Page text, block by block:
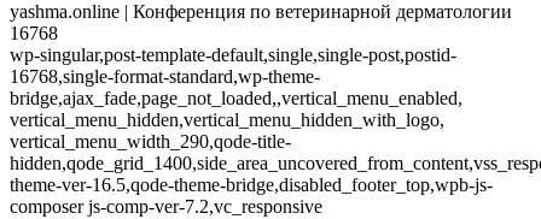
yashma.online | Конференция по ветеринарной дерматологии
16768
wp-singular,post-template-default,single,single-post,postid-
16768,single-format-standard,wp-theme-
bridge,ajax_fade,page_not_loaded,,vertical_menu_enabled,
vertical_menu_hidden,vertical_menu_hidden_with_logo,
vertical_menu_width_290,qode-title-
theme-ver-16.5,qode-theme-bridge,disabled_footer_top,wpb-js-
composer js-comp-ver-7.2,vc_responsive